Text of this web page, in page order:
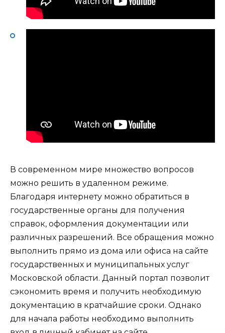
В современном мире множество вопросов
можно решить в удаленном режиме.
Благодаря интернету можно обратиться в
государственные органы для получения
справок, оформления документации или
различных разрешений. Все обращения можно
выполнить прямо из дома или офиса на сайте
государственных и муниципальных услуг
Московской области. Данный портал позволит
сэкономить время и получить необходимую
документацию в кратчайшие сроки. Однако
для начала работы необходимо выполнить